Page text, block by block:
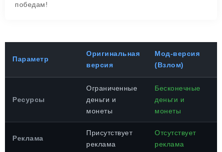
победам!
Параметр
Оригинальная
версия
Мод-версия
(Взлом)
Ресурсы
Ограниченные
деньги и
монеты
Бесконечные
деньги и
монеты
Реклама
Присутствует
реклама
Отсутствует
реклама